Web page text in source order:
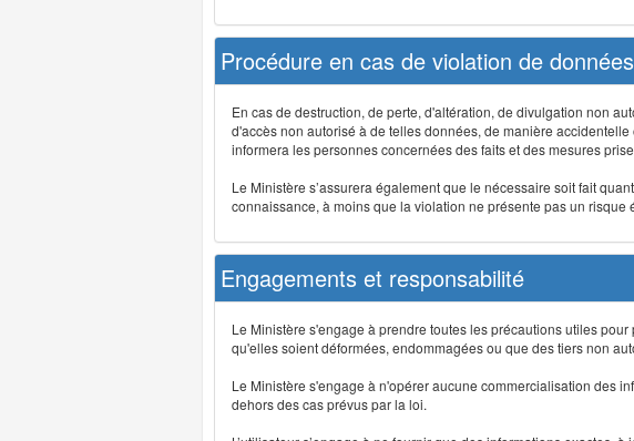
Procédure en cas de violation de
En cas de destruction, de perte, d'altération, de divulgation non
d'accès non autorisé à de telles données, de manière
informera les personnes concernées des faits et des mesures
Le Ministère s’assurera également que le nécessaire soit fait
connaissance, à moins que la violation ne présente pas un
Engagements et responsabilité
Le Ministère s'engage à prendre toutes les précautions utiles
qu'elles soient déformées, endommagées ou que des tiers non
Le Ministère s'engage à n'opérer aucune commercialisation des
dehors des cas prévus par la loi.